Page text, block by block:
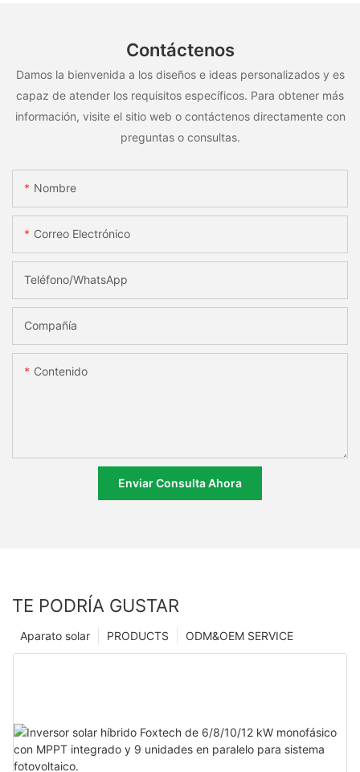
Contáctenos
Damos la bienvenida a los diseños e ideas personalizados y es
capaz de atender los requisitos específicos. Para obtener más
información, visite el sitio web o contáctenos directamente con
preguntas o consultas.
Nombre
Correo Electrónico
Teléfono/WhatsApp
Compañía
Contenido
Enviar Consulta Ahora
TE PODRÍA GUSTAR
ODM&OEM SERVICE
PRODUCTS
Aparato solar